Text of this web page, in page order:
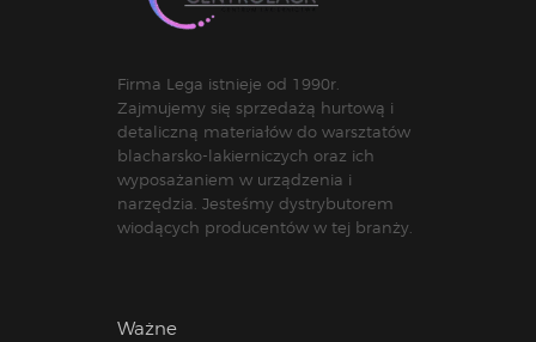
Firma Lega istnieje od 1990r.
Zajmujemy się sprzedażą hurtową i
detaliczną materiałów do warsztatów
blacharsko-lakierniczych oraz ich
wyposażaniem w urządzenia i
narzędzia. Jesteśmy dystrybutorem
wiodących producentów w tej branży.
Ważne